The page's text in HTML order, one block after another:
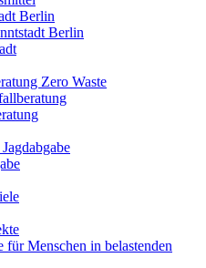
Berlin
Berlin
Zero Waste
für Menschen in belastenden